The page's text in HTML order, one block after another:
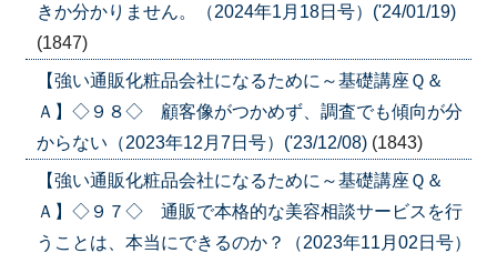
きか分かりません。（2024年1月18日号）('24/01/19)
(1847)
【強い通販化粧品会社になるために～基礎講座Ｑ＆
Ａ】◇９８◇ 顧客像がつかめず、調査でも傾向が分
からない（2023年12月7日号）('23/12/08) (1843)
【強い通販化粧品会社になるために～基礎講座Ｑ＆
Ａ】◇９７◇ 通販で本格的な美容相談サービスを行
うことは、本当にできるのか？（2023年11月02日号）